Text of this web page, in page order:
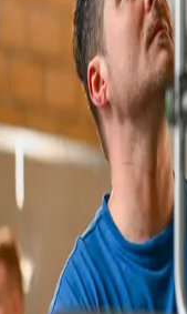
w/d)
(m/w/d)
Assistent (m/w/d)